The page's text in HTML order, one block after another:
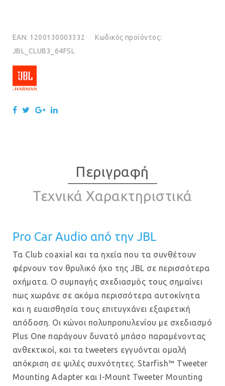
EAN: 1200130003332
Κωδικός προϊόντος:
JBL_CLUB3_64FSL
Περιγραφή
Τεχνικά Χαρακτηριστικά
Pro Car Audio από την JBL
Τα Club coaxial και τα ηχεία που τα συνθέτουν
φέρνουν τον θρυλικό ήχο της JBL σε περισσότερα
οχήματα. Ο συμπαγής σχεδιασμός τους σημαίνει
πως χωράνε σε ακόμα περισσότερα αυτοκίνητα
και η ευαισθησία τους επιτυγχάνει εξαιρετική
απόδοση. Οι κώνοι πολυπροπυλενίου με σχεδιασμό
Plus One παράγουν δυνατό μπάσο παραμένοντας
ανθεκτικοί, και τα tweeters εγγυόνται ομαλή
απόκριση σε ψιλές συχνότητες. Starfish™ Tweeter
Mounting Adapter και I-Mount Tweeter Mounting